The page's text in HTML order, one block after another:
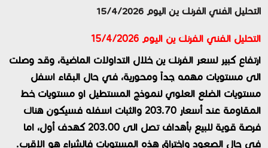
التحليل الفني الفرنك ين اليوم 15/4/2026
التحليل الفني الفرنك ين اليوم 15/4/2026
ارتفاع كبير لسعر الفرنك ين خلال التداولات الماضية، وقد وصلت
الى مستويات مهمه جداً ومحورية، في حال البقاء اسفل
مستويات الضلع العلوي لنموذج المستطيل او مستويات خط
المقاومة عند أسعار 203.70 والثبات اسفله فسيكون هناك
فرصة قوية للبيع بأهداف تصل الى 203.00 كهدف أول، اما
في حال الصعود واختراق هذه المستويات فالشراء هو الاقرب.